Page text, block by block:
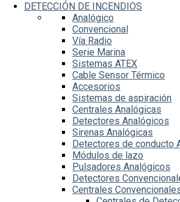
DETECCIÓN DE INCENDIOS
Analógico
Convencional
Vía Radio
Serie Marina
Sistemas ATEX
Cable Sensor Térmico
Accesorios
Sistemas de aspiración
Centrales Analógicas
Detectores Analógicos
Sirenas Analógicas
Detectores de conducto
Módulos de lazo
Pulsadores Analógicos
Detectores
Centrales